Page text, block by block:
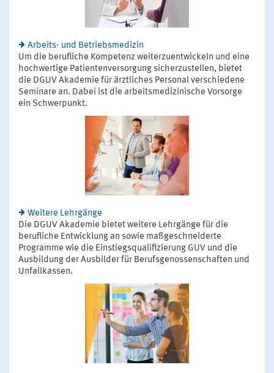
Arbeits- und Betriebsmedizin
Um die berufliche Kompetenz weiterzuentwickeln und eine
hochwertige Patientenversorgung sicherzustellen, bietet
die DGUV Akademie für ärztliches Personal verschiedene
Seminare an. Dabei ist die arbeitsmedizinische Vorsorge
ein Schwerpunkt.
Weitere Lehrgänge
Die DGUV Akademie bietet weitere Lehrgänge für die
berufliche Entwicklung an sowie maßgeschneiderte
Programme wie die Einstiegsqualifizierung GUV und die
Ausbildung der Ausbilder für Berufsgenossenschaften und
Unfallkassen.